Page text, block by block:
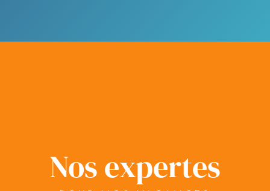
Nos expertes